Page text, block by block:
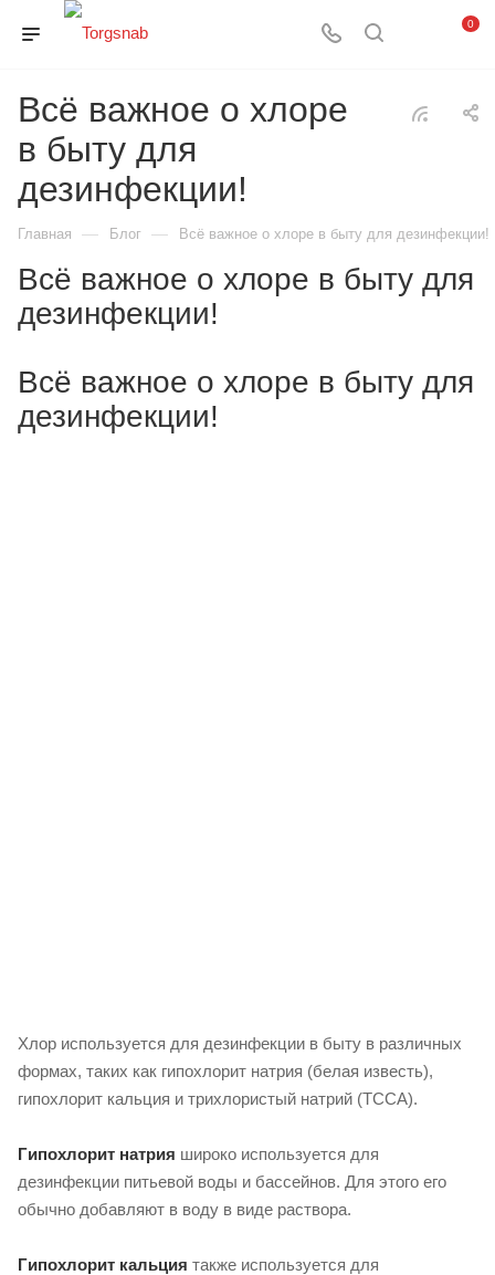
0
Всё важное о хлоре
в быту для
дезинфекции!
Главная — Блог — Всё важное о хлоре в быту для дезинфекции!
Всё важное о хлоре в быту для
дезинфекции!
Всё важное о хлоре в быту для
дезинфекции!
Хлор используется для дезинфекции в быту в различных
формах, таких как гипохлорит натрия (белая известь),
гипохлорит кальция и трихлористый натрий (TCCA).
Гипохлорит натрия широко используется для
дезинфекции питьевой воды и бассейнов. Для этого его
обычно добавляют в воду в виде раствора.
Гипохлорит кальция также используется для